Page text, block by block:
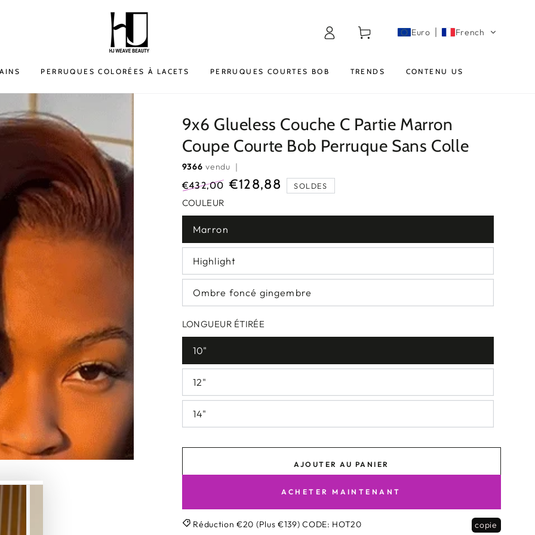
PERRUQUES COLORÉES À LACETS PERRUQUES COURTES BOB TRENDS CONTENU US
Connexion Panier Euro French
9x6 Glueless Couche C Partie Marron
Coupe Courte Bob Perruque Sans Colle
9366 vendu ｜
Prix
normal
€432,00
de
€128,88 SOLDES
COULEUR
Marron
Highlight
Ombre foncé gingembre
LONGUEUR ÉTIRÉE
10"
12"
14"
AJOUTER AU PANIER
ACHETER MAINTENANT
Réduction €20 (Plus €139)CODE: HOT20
copie